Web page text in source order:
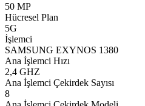
50 MP
Hücresel Plan
5G
İşlemci
SAMSUNG EXYNOS 1380
Ana İşlemci Hızı
2,4 GHZ
Ana İşlemci Çekirdek Sayısı
8